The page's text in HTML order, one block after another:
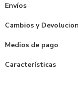
Envíos
Cambios y
Medios de pago
Características